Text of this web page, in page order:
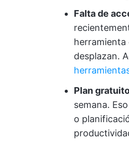
Falta de
herramienta
desplazan.
Plan
semana.
o